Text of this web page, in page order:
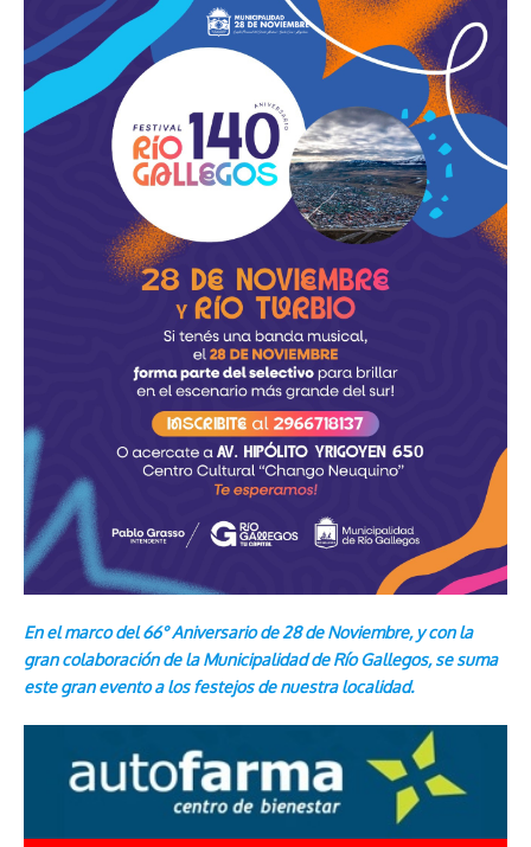
En el marco del 66° Aniversario de 28 de Noviembre, y con la
gran colaboración de la Municipalidad de Río Gallegos, se suma
este gran evento a los festejos de nuestra localidad.